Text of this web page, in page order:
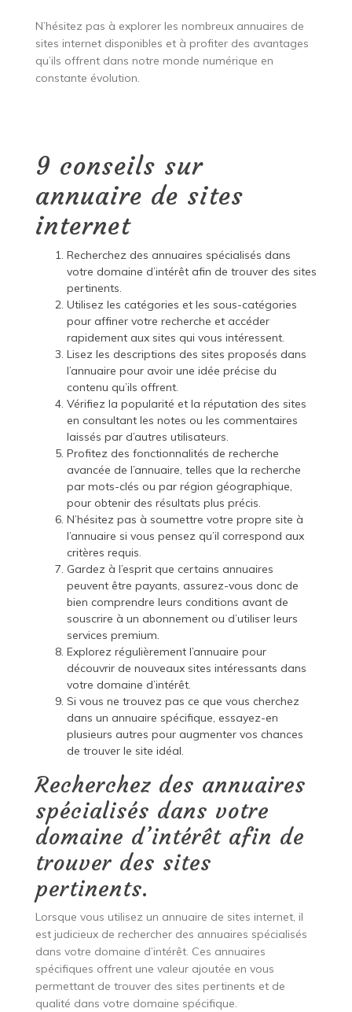
N’hésitez pas à explorer les nombreux annuaires de
sites internet disponibles et à profiter des avantages
qu’ils offrent dans notre monde numérique en
constante évolution.
9 conseils sur
annuaire de sites
internet
Recherchez des annuaires spécialisés dans
votre domaine d’intérêt afin de trouver des sites
pertinents.
Utilisez les catégories et les sous-catégories
pour affiner votre recherche et accéder
rapidement aux sites qui vous intéressent.
Lisez les descriptions des sites proposés dans
l’annuaire pour avoir une idée précise du
contenu qu’ils offrent.
Vérifiez la popularité et la réputation des sites
en consultant les notes ou les commentaires
laissés par d’autres utilisateurs.
Profitez des fonctionnalités de recherche
avancée de l’annuaire, telles que la recherche
par mots-clés ou par région géographique,
pour obtenir des résultats plus précis.
N’hésitez pas à soumettre votre propre site à
l’annuaire si vous pensez qu’il correspond aux
critères requis.
Gardez à l’esprit que certains annuaires
peuvent être payants, assurez-vous donc de
bien comprendre leurs conditions avant de
souscrire à un abonnement ou d’utiliser leurs
services premium.
Explorez régulièrement l’annuaire pour
découvrir de nouveaux sites intéressants dans
votre domaine d’intérêt.
Si vous ne trouvez pas ce que vous cherchez
dans un annuaire spécifique, essayez-en
plusieurs autres pour augmenter vos chances
de trouver le site idéal.
Recherchez des annuaires
spécialisés dans votre
domaine d’intérêt afin de
trouver des sites
pertinents.
Lorsque vous utilisez un annuaire de sites internet, il
est judicieux de rechercher des annuaires spécialisés
dans votre domaine d’intérêt. Ces annuaires
spécifiques offrent une valeur ajoutée en vous
permettant de trouver des sites pertinents et de
qualité dans votre domaine spécifique.